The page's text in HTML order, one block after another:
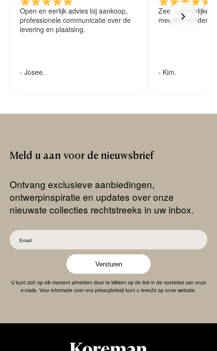
Open en eerlijk advies bij aankoop,
professionele communicatie over de
levering en plaatsing.
- Josee.
Zeer vriendelijke
meubels worden
- Kim.
Meld u aan voor de nieuwsbrief
Ontvang exclusieve aanbiedingen,
ontwerpinspiratie en updates over onze
nieuwste collecties rechtstreeks in uw inbox.
Versturen
U kunt zich op elk moment afmelden door te klikken op de link in de voettekst van onze
e-mails. Voor informatie over ons privacybeleid kunt u terecht op onze website.